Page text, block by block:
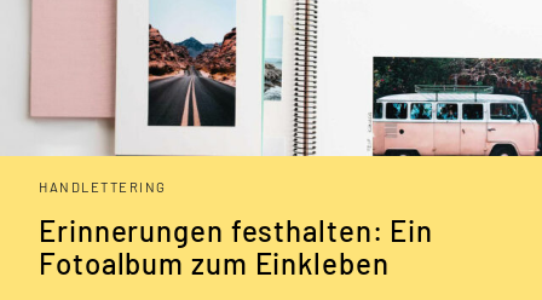
HANDLETTERING
Erinnerungen festhalten: Ein
Fotoalbum zum Einkleben